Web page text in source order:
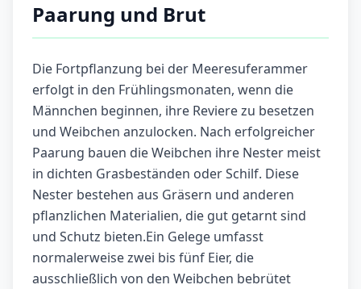
Paarung und Brut
Die Fortpflanzung bei der Meeresuferammer
erfolgt in den Frühlingsmonaten, wenn die
Männchen beginnen, ihre Reviere zu besetzen
und Weibchen anzulocken. Nach erfolgreicher
Paarung bauen die Weibchen ihre Nester meist
in dichten Grasbeständen oder Schilf. Diese
Nester bestehen aus Gräsern und anderen
pflanzlichen Materialien, die gut getarnt sind
und Schutz bieten.Ein Gelege umfasst
normalerweise zwei bis fünf Eier, die
ausschließlich von den Weibchen bebrütet